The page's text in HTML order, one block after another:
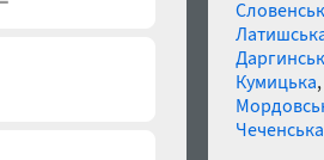
Кумицька,
Чеченська